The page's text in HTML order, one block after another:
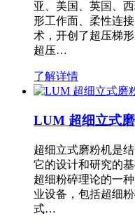
亚、美国、英国、
形工作面、柔性连
术，开创了超压梯
超压…
了解详情
LUM 超细立式
超细立式磨粉机是
它的设计和研究的
超细粉碎理论的一
业设备，包括超细
式…